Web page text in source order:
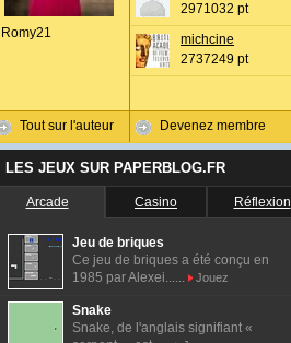
Romy21
Tout sur l'auteur
2971032 pt
michcine
2737249 pt
Devenez membre
LES JEUX SUR PAPERBLOG.FR
Arcade Casino Réflexion
Jeu de briques
Ce jeu de briques a été conçu en
1985 par Alexei......
Jouez
Snake
Snake, de l'anglais signifiant «